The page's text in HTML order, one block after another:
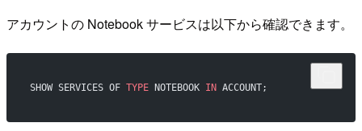
アカウントの Notebook サービスは以下から確認できます。
SHOW SERVICES OF TYPE NOTEBOOK IN ACCOUNT;